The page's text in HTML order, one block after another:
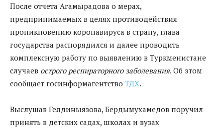
После отчета Агамырадова о мерах,
предпринимаемых в целях противодействия
проникновению коронавируса в страну, глава
государства распорядился и далее проводить
комплексную работу по выявлению в Туркменистане
случаев острого респираторного заболевания. Об этом
сообщает госинформагентство ТДХ.
Выслушав Гелдиныязова, Бердымухамедов поручил
принять в детских садах, школах и вузах